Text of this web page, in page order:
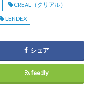
CREAL（クリアル）
LENDEX
シェア
feedly